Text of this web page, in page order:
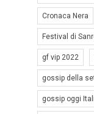
Cronaca Nera
Festival di
gf vip 2022
gossip della
gossip oggi